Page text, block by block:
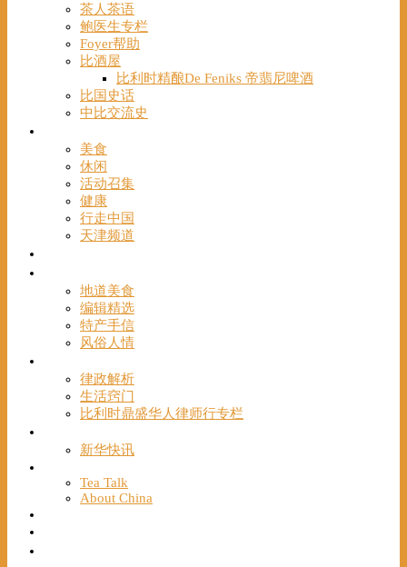
茶人茶语
鲍医生专栏
Foyer帮助
比酒屋
比利时精酿De Feniks 帝翡尼啤酒
比国史话
中比交流史
美食
休闲
活动召集
健康
行走中国
天津频道
地道美食
编辑精选
特产手信
风俗人情
律政解析
生活窍门
比利时鼎盛华人律师行专栏
新华快讯
Tea Talk
About China